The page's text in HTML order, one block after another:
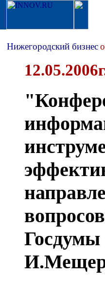
Нижегородский бизнес
Госдумы